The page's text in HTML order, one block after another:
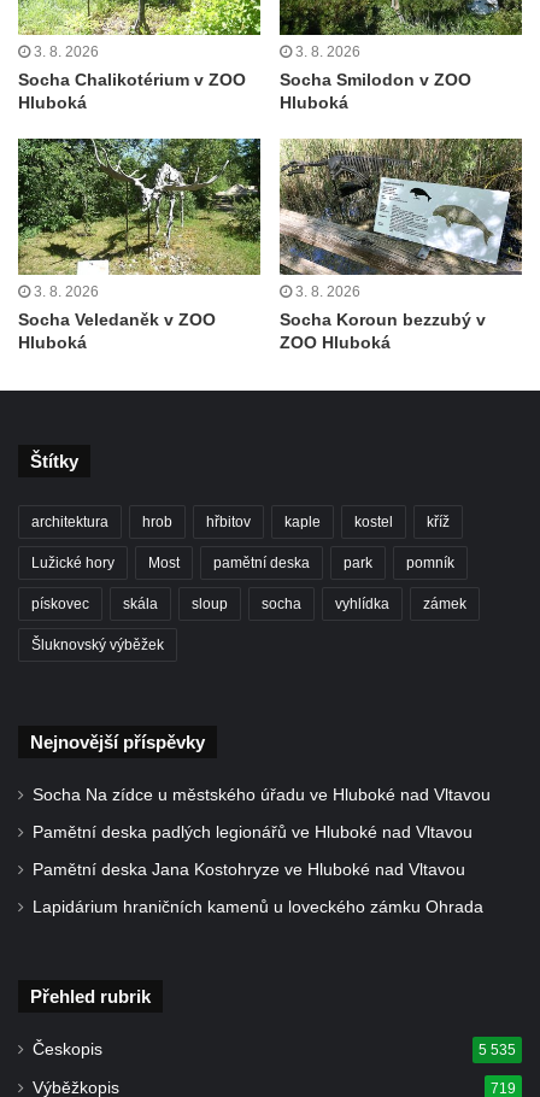
Kříž před kostelem svatých Petra a Pavla v
Růžové
Centrální kříž na starém hřbitově ve
Centrální kříž na novém hřbitově ve
Vilémově
Kříž u kostela Nanebevzetí Panny Marie na
křížové cestě ve Vilémově
Kříž u cesty mezi Růžovou a Kamenickou
Strání
Kříž u kaple svatých Cyrila a Metoděje v
Kunraticích u Šluknova
Kříž naproti domu čp. 34 v Kunraticích u
Šluknova
Kříž u polní cesty mezi Šluknovem a
Boží muka Anděl strážce v Kostelní ulici v
3. 8. 2026
Socha Chalikotérium v ZOO
Hluboká
3. 8. 2026
Socha Smilodon v ZOO
Hluboká
3. 8. 2026
Socha Veledaněk v ZOO
Hluboká
3. 8. 2026
Socha Koroun bezzubý v
ZOO Hluboká
Štítky
architektura hrob hřbitov kaple kostel kříž
Lužické hory Most pamětní deska park pomník
pískovec skála sloup socha vyhlídka zámek
Šluknovský výběžek
Nejnovější příspěvky
Socha Na zídce u městského úřadu ve Hluboké nad Vltavou
Pamětní deska padlých legionářů ve Hluboké nad Vltavou
Pamětní deska Jana Kostohryze ve Hluboké nad Vltavou
Lapidárium hraničních kamenů u loveckého zámku Ohrada
Přehled rubrik
Českopis 5 535
Výběžkopis 719